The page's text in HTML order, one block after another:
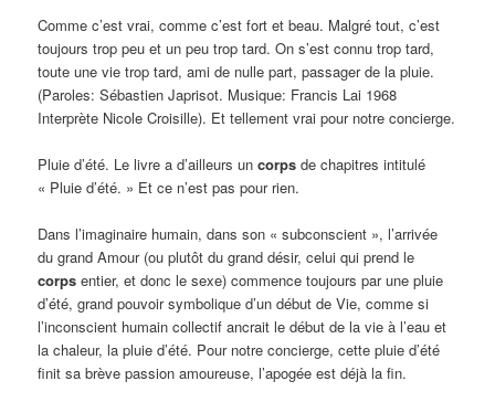
Comme c’est vrai, comme c’est fort et beau. Malgré tout, c’est
toujours trop peu et un peu trop tard. On s’est connu trop tard,
toute une vie trop tard, ami de nulle part, passager de la pluie.
(Paroles: Sébastien Japrisot. Musique: Francis Lai 1968
Interprète Nicole Croisille). Et tellement vrai pour notre concierge.
Pluie d’été. Le livre a d’ailleurs uncorps de chapitres intitulé
« Pluie d’été. » Et ce n’est pas pour rien.
Dans l’imaginaire humain, dans son « subconscient », l’arrivée
du grand Amour (ou plutôt du grand désir, celui qui prend le
corps entier, et donc le sexe) commence toujours par une pluie
d’été, grand pouvoir symbolique d’un début de Vie, comme si
l’inconscient humain collectif ancrait le début de la vie à l’eau et
la chaleur, la pluie d’été. Pour notre concierge, cette pluie d’été
finit sa brève passion amoureuse, l’apogée est déjà la fin.